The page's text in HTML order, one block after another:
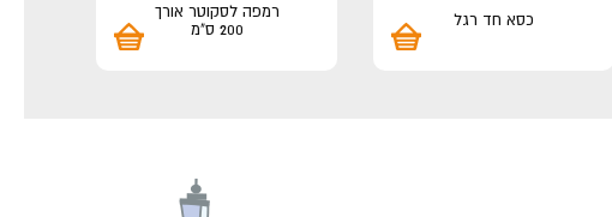
כסא חד רגל
רמפה לסקוטר אורך
200 ס"מ